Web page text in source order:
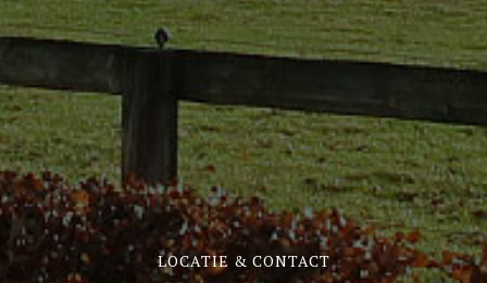
LOCATIE & CONTACT